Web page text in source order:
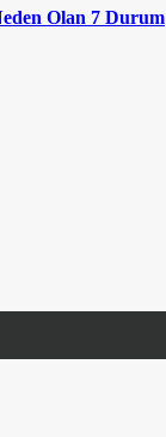
Olan 7 Durum